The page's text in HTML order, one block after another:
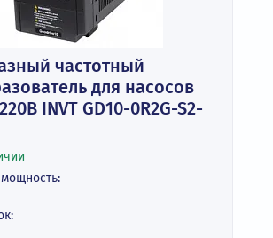
частотный
для насосов
INVT GD10-0R2G-S2-